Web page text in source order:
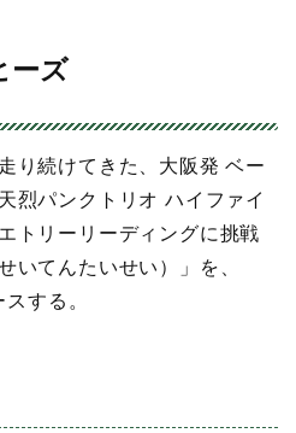
ーズ
り続けてきた、大阪発 ベー
烈パンクトリオ ハイファイ
トリーリーディングに挑戦
いてんたいせい）」を、
する。